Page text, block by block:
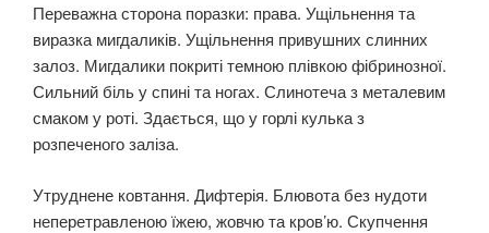
Переважна сторона поразки: права. Ущільнення та
виразка мигдаликів. Ущільнення привушних слинних
залоз. Мигдалики покриті темною плівкою фібринозної.
Сильний біль у спині та ногах. Слинотеча з металевим
смаком у роті. Здається, що у горлі кулька з
розпеченого заліза.
Утруднене ковтання. Дифтерія. Блювота без нудоти
неперетравленою їжею, жовчю та кров’ю. Скупчення